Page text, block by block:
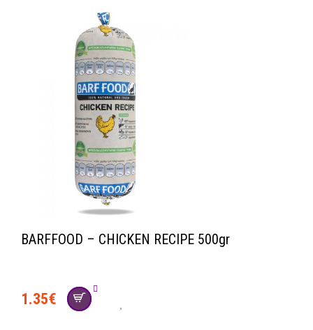
BARFFOOD – CHICKEN RECIPE 500gr
1.35€